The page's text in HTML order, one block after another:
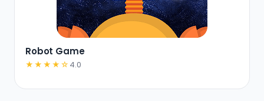
Robot Game
★★★★☆ 4.0